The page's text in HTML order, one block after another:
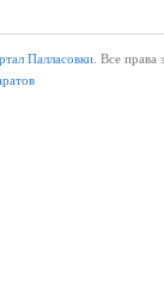
Палласовки. Все права